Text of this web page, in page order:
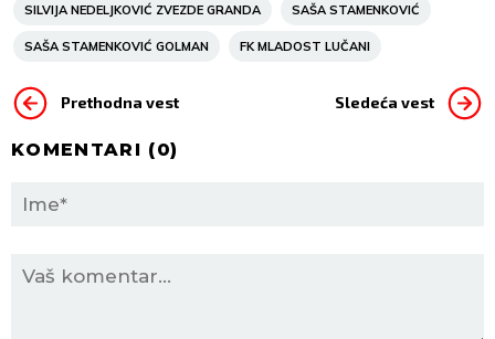
SILVIJA NEDELJKOVIĆ ZVEZDE GRANDA SAŠA STAMENKOVIĆ
SAŠA STAMENKOVIĆ GOLMAN FK MLADOST LUČANI
Prethodna vest Sledeća vest
KOMENTARI (0)